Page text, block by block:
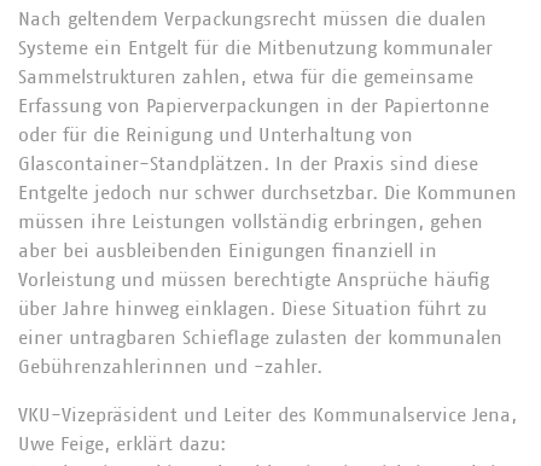
Nach geltendem Verpackungsrecht müssen die dualen
Systeme ein Entgelt für die Mitbenutzung kommunaler
Sammelstrukturen zahlen, etwa für die gemeinsame
Erfassung von Papierverpackungen in der Papiertonne
oder für die Reinigung und Unterhaltung von
Glascontainer-Standplätzen. In der Praxis sind diese
Entgelte jedoch nur schwer durchsetzbar. Die Kommunen
müssen ihre Leistungen vollständig erbringen, gehen
aber bei ausbleibenden Einigungen finanziell in
Vorleistung und müssen berechtigte Ansprüche häufig
über Jahre hinweg einklagen. Diese Situation führt zu
einer untragbaren Schieflage zulasten der kommunalen
Gebührenzahlerinnen und -zahler.
VKU-Vizepräsident und Leiter des Kommunalservice Jena,
Uwe Feige, erklärt dazu: